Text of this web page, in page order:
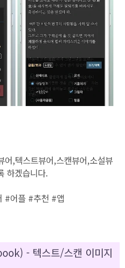
어,텍스트뷰어,스캔뷰어,소설뷰
하겠습니다.
#어플 #추천 #앱
- 텍스트/스캔 이미지